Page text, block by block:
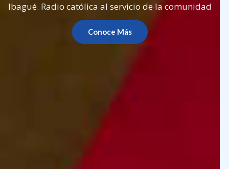
Ibagué. Radio católica al servicio de la comunidad
Conoce Más